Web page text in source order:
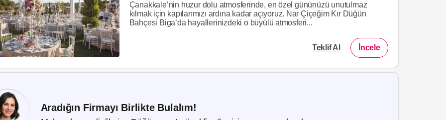
Çanakkale’nin huzur dolu atmosferinde, en özel gününüzü unutulmaz
kılmak için kapılarımızı ardına kadar açıyoruz. Nar Çiçeğim Kır Düğün
Bahçesi Biga’da hayallerinizdeki o büyülü atmosferi...
Teklif Al İncele
Aradığın Firmayı Birlikte Bulalım!